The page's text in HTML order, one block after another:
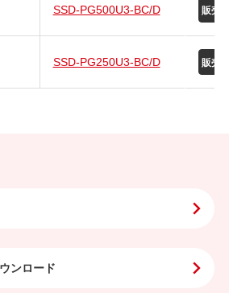
SSD-PG500U3-BC/D
SSD-PG250U3-BC/D
ンロード